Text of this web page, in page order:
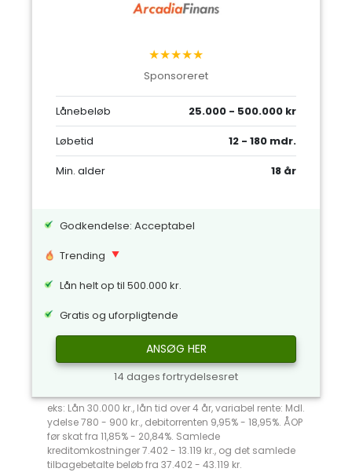
★★★★★
Sponsoreret
Lånebeløb
25.000 - 500.000 kr
Løbetid
12 - 180 mdr.
Min. alder
18 år
Godkendelse: Acceptabel
Trending
Lån helt op til 500.000 kr.
Gratis og uforpligtende
ANSØG HER
14 dages fortrydelsesret
eks: Lån 30.000 kr., lån tid over 4 år, variabel rente: Mdl.
ydelse 780 - 900 kr., debitorrenten 9,95% - 18,95%. ÅOP
før skat fra 11,85% - 20,84%. Samlede
kreditomkostninger 7.402 - 13.119 kr., og det samlede
tilbagebetalte beløb fra 37.402 - 43.119 kr.